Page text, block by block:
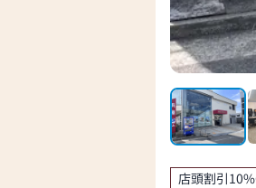
店頭割引